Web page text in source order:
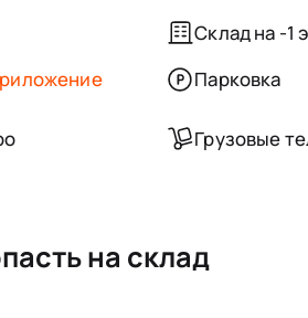
Склад на -1
Парковка
Грузовые
на склад